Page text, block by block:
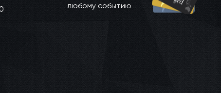
любому событию